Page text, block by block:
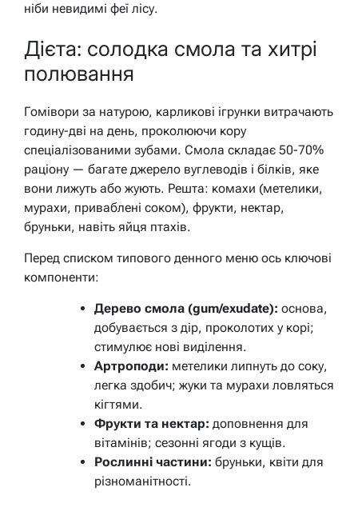
ніби невидимі феї лісу.
Дієта: солодка смола та хитрі
полювання
Гомівори за натурою, карликові ігрунки витрачають
годину-дві на день, проколюючи кору
спеціалізованими зубами. Смола складає 50-70%
раціону — багате джерело вуглеводів і білків, яке
вони лижуть або жують. Решта: комахи (метелики,
мурахи, приваблені соком), фрукти, нектар,
бруньки, навіть яйця птахів.
Перед списком типового денного меню ось ключові
компоненти:
Дерево смола (gum/exudate): основа,
добувається з дір, проколотих у корі;
стимулює нові виділення.
Артроподи: метелики липнуть до соку,
легка здобич; жуки та мурахи ловляться
кігтями.
Фрукти та нектар: доповнення для
вітамінів; сезонні ягоди з кущів.
Рослинні частини: бруньки, квіти для
різноманітності.